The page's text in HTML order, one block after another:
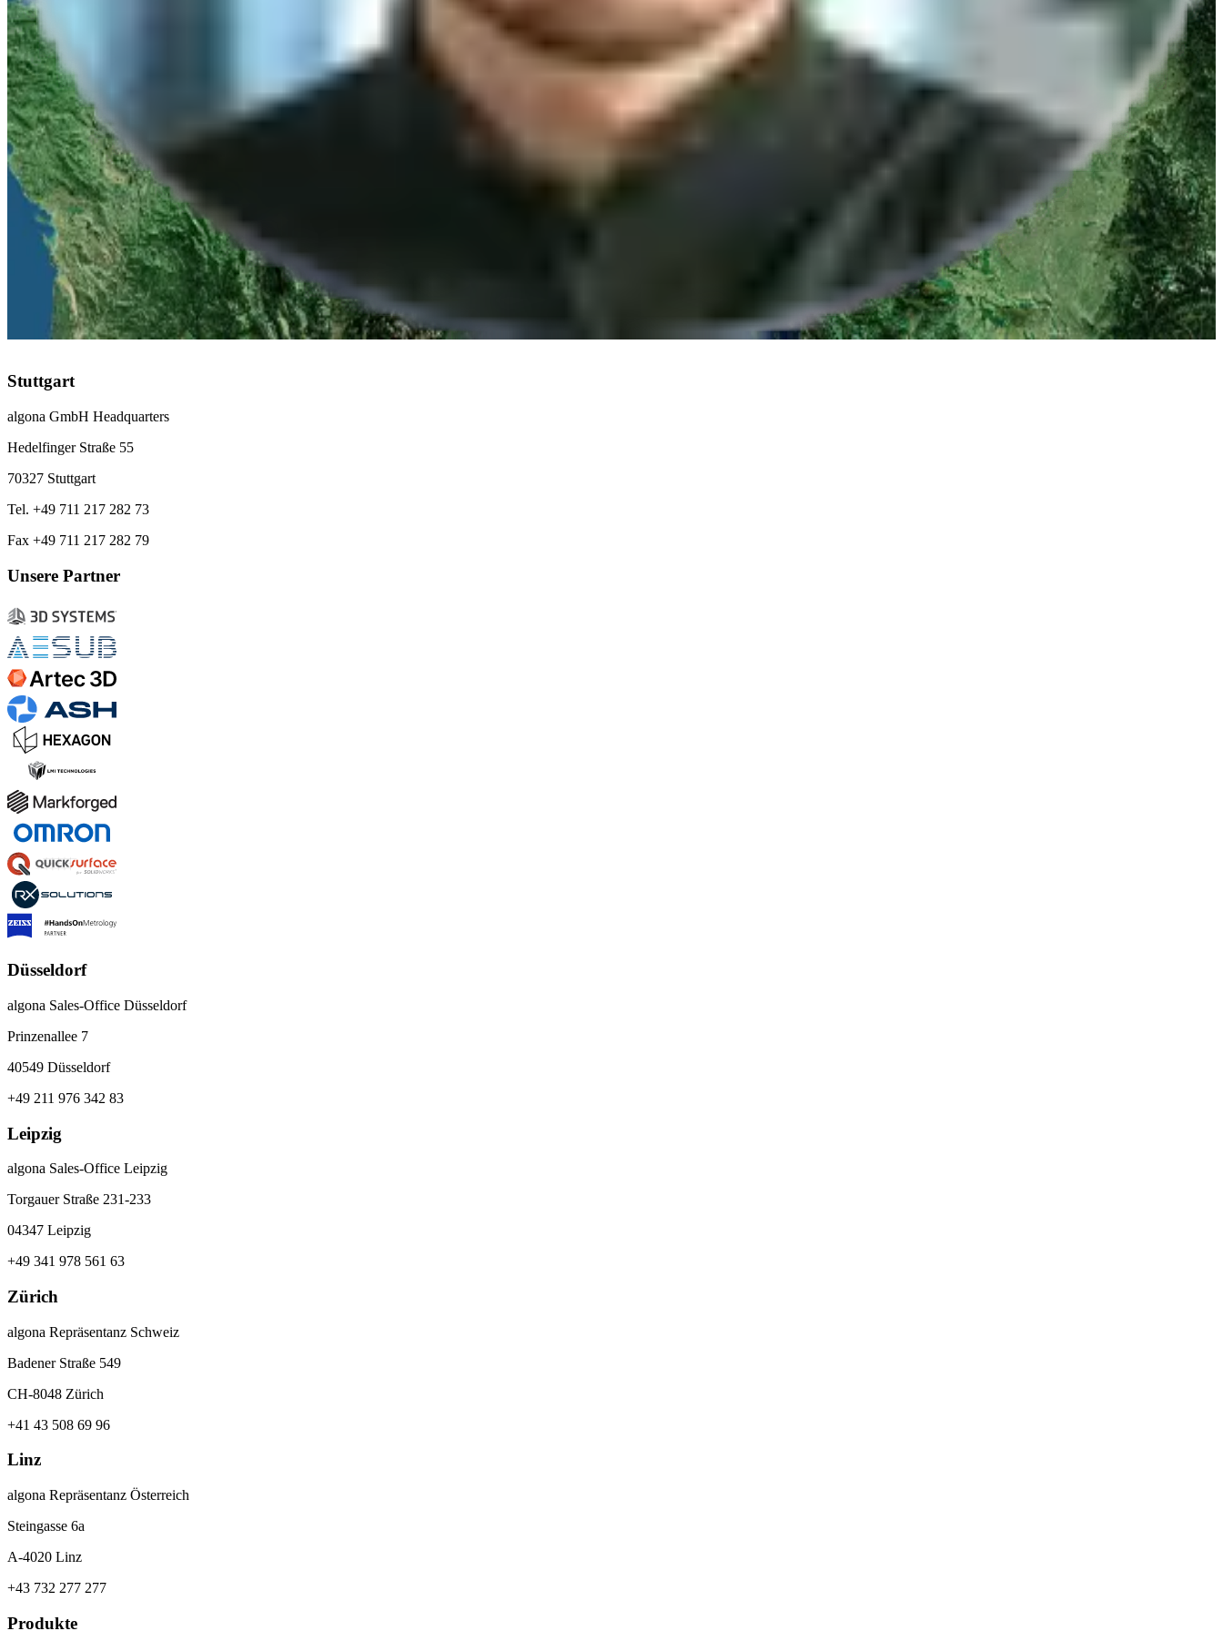
Anfrage abschicken
Vertrieb
Telefonisch erreichbar
Deutschland
Stuttgart: +49 711 217 282 73
Düsseldorf: +49 211 976 342 83
Leipzig: +49 341 978 561 63
Österreich
+43 732 277 277
Schweiz
+41 43 508 69 96
Stuttgart
algona GmbH Headquarters
Hedelfinger Straße 55
70327 Stuttgart
Tel. +49 711 217 282 73
Fax +49 711 217 282 79
Unsere Partner
Düsseldorf
algona Sales-Office Düsseldorf
Prinzenallee 7
40549 Düsseldorf
+49 211 976 342 83
Leipzig
algona Sales-Office Leipzig
Torgauer Straße 231-233
04347 Leipzig
+49 341 978 561 63
Zürich
algona Repräsentanz Schweiz
Badener Straße 549
CH-8048 Zürich
+41 43 508 69 96
Linz
algona Repräsentanz Österreich
Steingasse 6a
A-4020 Linz
+43 732 277 277
Produkte